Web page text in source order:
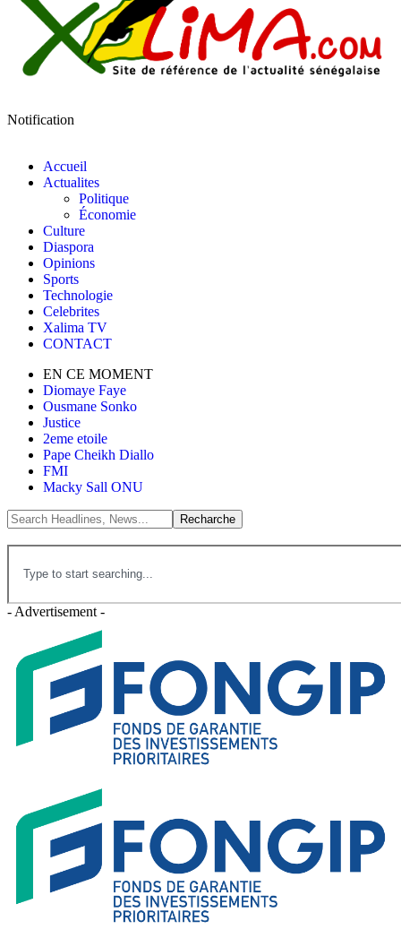
Notification
Accueil
Actualites
Politique
Économie
Culture
Diaspora
Opinions
Sports
Technologie
Celebrites
Xalima TV
CONTACT
EN CE MOMENT
Diomaye Faye
Ousmane Sonko
Justice
2eme etoile
Pape Cheikh Diallo
FMI
Macky Sall ONU
- Advertisement -